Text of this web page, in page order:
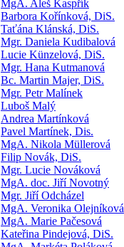
MgA. Aleš Kaspřík
Barbora Kořínková, DiS.
Taťána Klánská, DiS.
Mgr. Daniela Kudibalová
Lucie Künzelová, DiS.
Mgr. Hana Kutmanová
Bc. Martin Majer, DiS.
Mgr. Petr Malínek
Luboš Malý
Andrea Martínková
Pavel Martínek, Dis.
MgA. Nikola Müllerová
Filip Novák, DiS.
Mgr. Lucie Nováková
MgA. doc. Jiří Novotný
Mgr. Jiří Odcházel
MgA. Veronika Olejníková
MgA. Marie Pačesová
Kateřina Pindejová, DiS.